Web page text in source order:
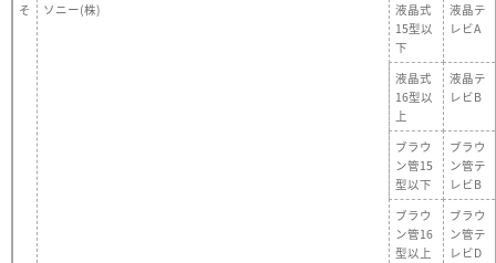
そ
ソニー(株)
液晶式
15型以
下
液晶テ
レビA
液晶式
16型以
上
液晶テ
レビB
ブラウ
ン管15
型以下
ブラウ
ン管テ
レビB
ブラウ
ン管16
型以上
ブラウ
ン管テ
レビD